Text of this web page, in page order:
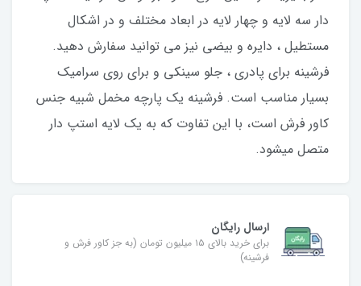
دار سه لایه و چهار لایه در ابعاد مختلف و در اشکال
مستطیل ، دایره و بیضی نیز می توانید سفارش دهید.
فرشینه برای پادری ، جلو سینکی و برای روی سرامیک
بسیار مناسب است. فرشینه یک پارچه مخمل شبیه جنس
کاور فرش است، با این تفاوت که به یک لایه استپ دار
متصل میشود.
ارسال رایگان
برای خرید بالای ۱۵ میلیون تومان (به جز کاور فرش و
فرشینه)